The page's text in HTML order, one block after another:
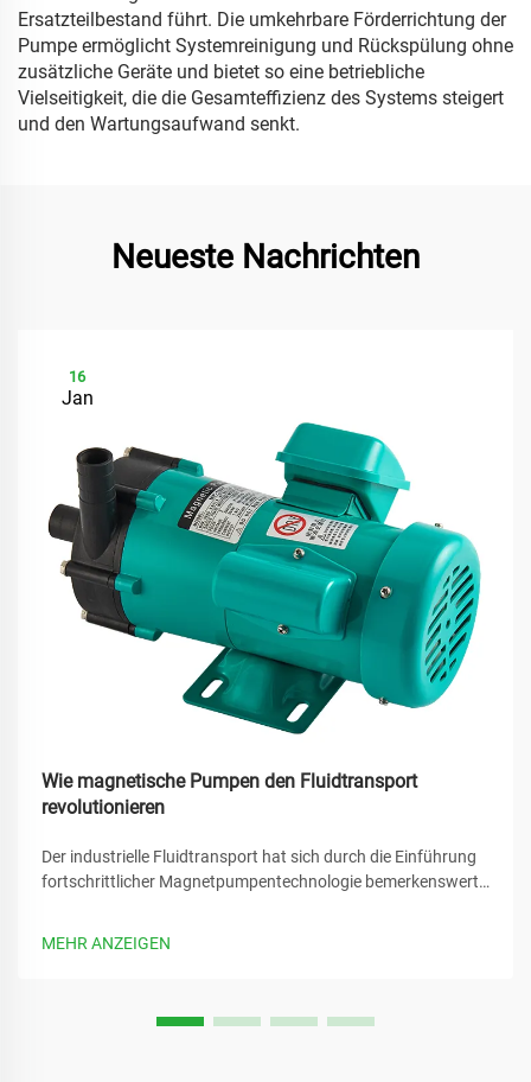
Ersatzteilbestand führt. Die umkehrbare Förderrichtung der
Pumpe ermöglicht Systemreinigung und Rückspülung ohne
zusätzliche Geräte und bietet so eine betriebliche
Vielseitigkeit, die die Gesamteffizienz des Systems steigert
und den Wartungsaufwand senkt.
Neueste Nachrichten
16
Jan
Wie magnetische Pumpen den Fluidtransport
revolutionieren
Der industrielle Fluidtransport hat sich durch die Einführung
fortschrittlicher Magnetpumpentechnologie bemerkenswert
MEHR ANZEIGEN